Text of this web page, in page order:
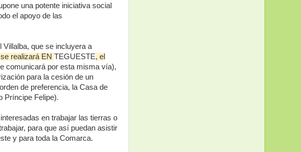
una potente iniciativa social
el apoyo de las
Villalba, que se incluyera a
realizará EN TEGUESTE, el
comunicará por esta misma vía),
para la cesión de un
de preferencia, la Casa de
Príncipe Felipe).
en trabajar las tierras o
para que así puedan asistir
y para toda la Comarca.